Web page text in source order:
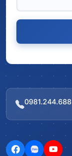
0981.244.688